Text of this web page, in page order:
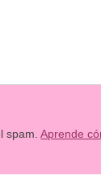
spam.Aprende